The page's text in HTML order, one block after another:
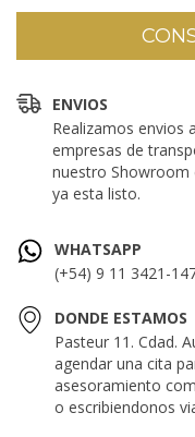
ENVIOS
Realizamos envios
empresas de
nuestro Showroom
ya esta listo.
WHATSAPP
(+54) 9 11 3421-
DONDE ESTAMOS
Pasteur 11. Cdad.
agendar una cita
asesoramiento
o escribiendonos